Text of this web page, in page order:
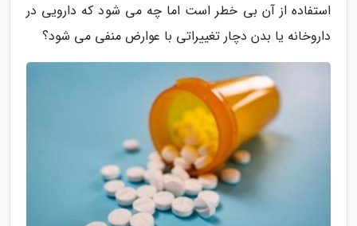
استفاده از آن بی خطر است اما چه می شود که دارویی در
داروخانه یا بدن دچار تغییراتی با عوارض منفی می شود؟